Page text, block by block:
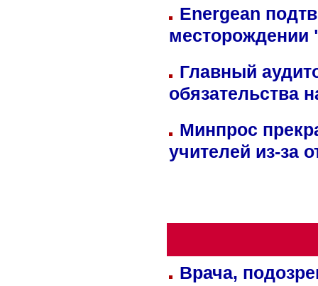
Energean
Главный
обязательства
Минпрос
учителей из-за
Врача,